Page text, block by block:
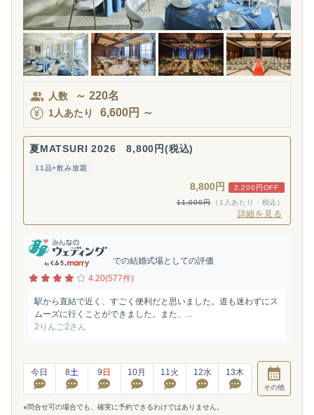
人数 ～ 220名
1人あたり 6,600円 ～
夏MATSURI 2026 8,800円(税込)
11品+飲み放題
8,800円
2,200円OFF
11,000円
（1人あたり・税込）
詳細を見る
での結婚式場としての評価
4.20(577件)
駅から直結で近く、すごく便利だと思いました。道も迷わずにス
ムーズに行くことができました。また、...
2りんご2さん
今日 8土 9 日 10月 11 火 12水 13木
その他
※問合せ可の場合でも、確実に予約できるわけではありません。